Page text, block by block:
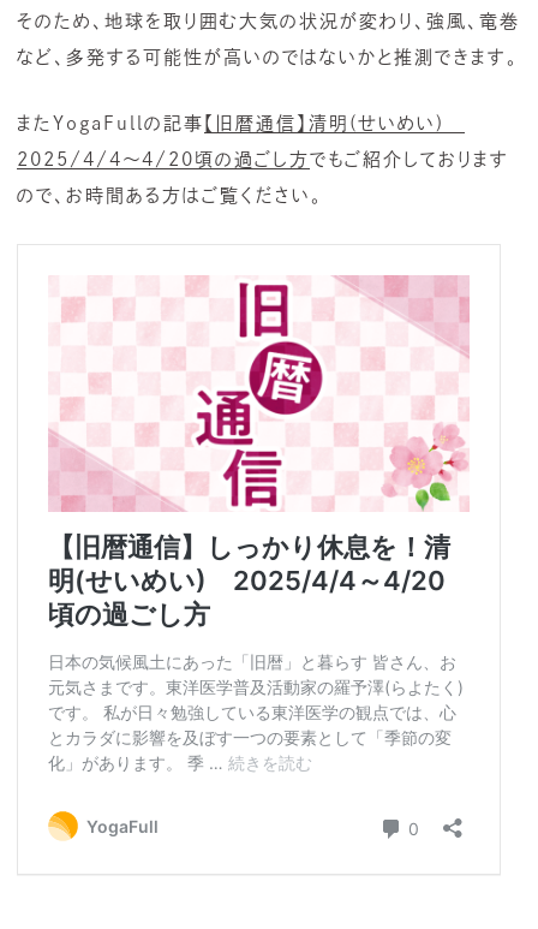
そのため、地球を取り囲む大気の状況が変わり、強風、竜巻
など、多発する可能性が高いのではないかと推測できます。
またYogaFullの記事 【旧暦通信】清明(せいめい)
2025/4/4～4/20頃の過ごし方でもご紹介しております
ので、お時間ある方はご覧ください。